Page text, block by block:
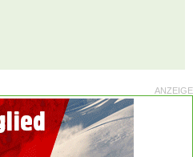
ANZEIGE